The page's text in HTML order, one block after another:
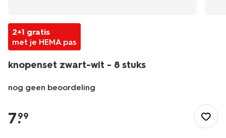
2+1 gratis
met je HEMA pas
knopenset zwart-wit - 8 stuks
nog geen beoordeling
hobby/handwerken/fournituren/knopenset-
zwart-
7.
99